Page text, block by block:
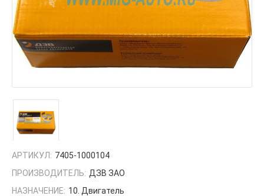
АРТИКУЛ: 7405-1000104
ПРОИЗВОДИТЕЛЬ: ДЗВ ЗАО
НАЗНАЧЕНИЕ: 10. Двигатель